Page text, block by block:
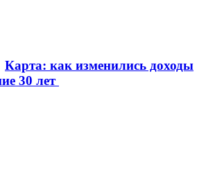
Карта: как изменились доходы
30 лет